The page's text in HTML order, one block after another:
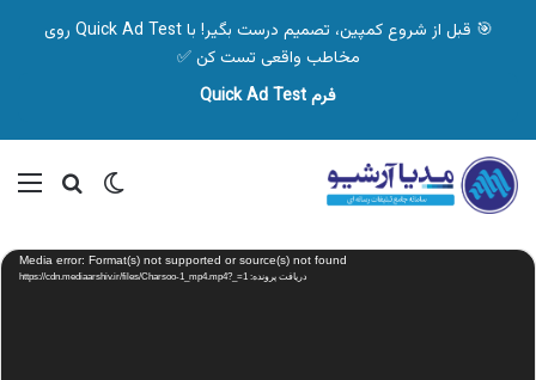
🎯 قبل از شروع کمپین، تصمیم درست بگیر! با Quick Ad Test روی
مخاطب واقعی تست کن ✅
فرم Quick Ad Test
تغییر پوسته
نمایشگر
ویدیو Media error: Format(s) not supported or source(s) not found
دریافت پرونده: https://cdn.mediaarshiv.ir/files/Charsoo-1_mp4.mp4?_=1